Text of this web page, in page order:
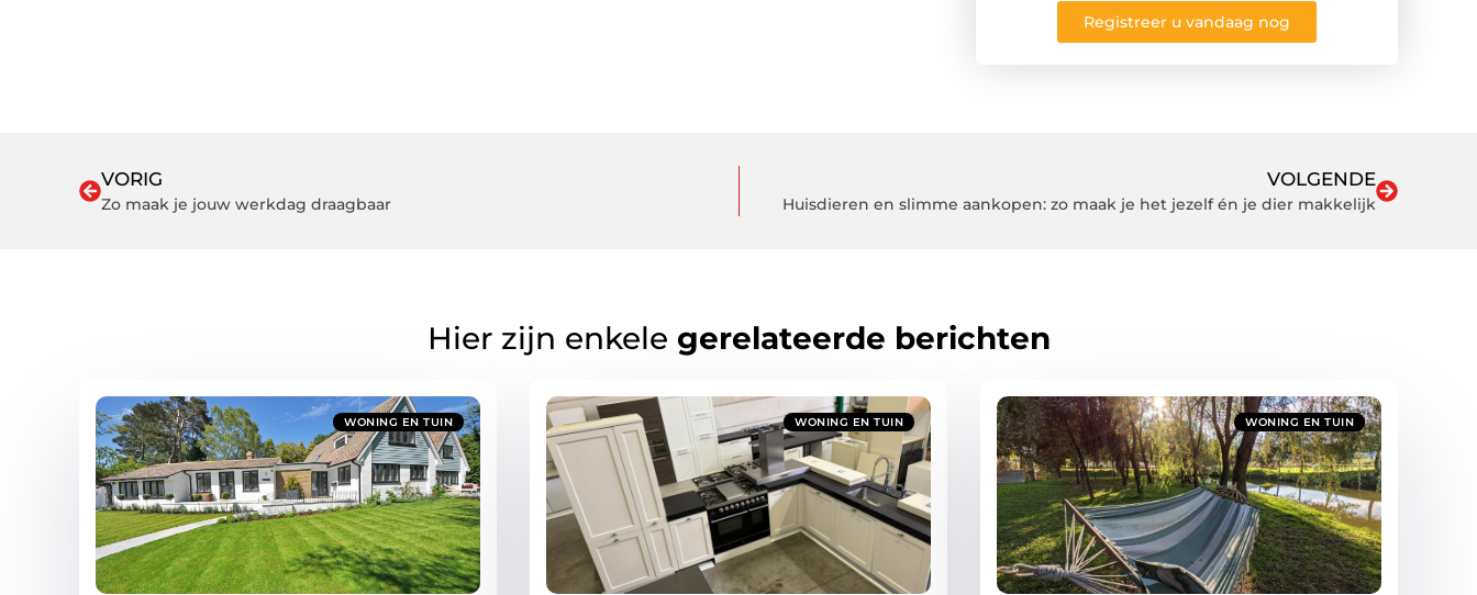
Registreer u vandaag nog
VORIG
Zo maak je jouw werkdag draagbaar
VOLGENDE
Huisdieren en slimme aankopen: zo maak je het jezelf én je dier makkelijk
Hier zijn enkele gerelateerde berichten
WONING EN TUIN WONING EN TUIN WONING EN TUIN